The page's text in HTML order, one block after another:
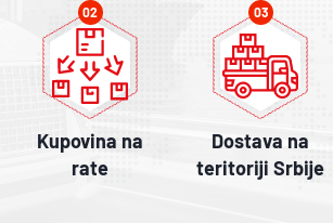
02
Kupovina na
rate
03
Dostava na
teritoriji Srbije